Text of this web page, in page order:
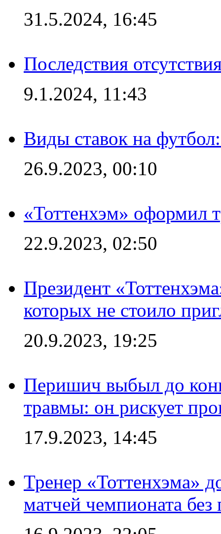
31.5.2024, 16:45
Последствия
9.1.2024, 11:43
Виды ставок на
26.9.2023, 00:10
«Тоттенхэм» оформил
22.9.2023, 02:50
Президент
которых не стоило
20.9.2023, 19:25
Перишич выбыл до
травмы: он рискует
17.9.2023, 14:45
Тренер «Тоттенхэма»
матчей чемпионата